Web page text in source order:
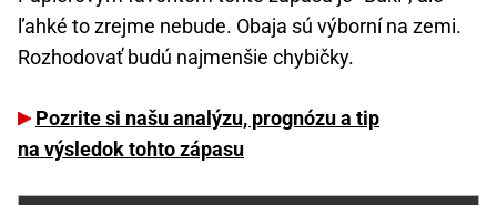
ľahké to zrejme nebude. Obaja sú výborní na zemi.
Rozhodovať budú najmenšie chybičky.
Pozrite si našu analýzu, prognózu a tip
na výsledok tohto zápasu